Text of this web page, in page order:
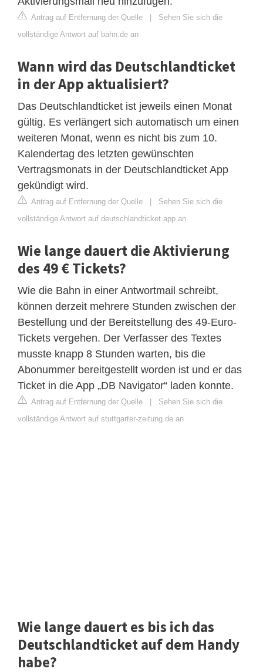
Antrag auf Entfernung der Quelle | Sehen Sie sich die
vollständige Antwort auf bahn.de an
Wann wird das Deutschlandticket
in der App aktualisiert?
Das Deutschlandticket ist jeweils einen Monat
gültig. Es verlängert sich automatisch um einen
weiteren Monat, wenn es nicht bis zum 10.
Kalendertag des letzten gewünschten
Vertragsmonats in der Deutschlandticket App
gekündigt wird.
Antrag auf Entfernung der Quelle | Sehen Sie sich die
vollständige Antwort auf deutschlandticket.app an
Wie lange dauert die Aktivierung
des 49 € Tickets?
Wie die Bahn in einer Antwortmail schreibt,
können derzeit mehrere Stunden zwischen der
Bestellung und der Bereitstellung des 49-Euro-
Tickets vergehen. Der Verfasser des Textes
musste knapp 8 Stunden warten, bis die
Abonummer bereitgestellt worden ist und er das
Ticket in die App „DB Navigator“ laden konnte.
Antrag auf Entfernung der Quelle | Sehen Sie sich die
vollständige Antwort auf stuttgarter-zeitung.de an
Wie lange dauert es bis ich das
Deutschlandticket auf dem Handy
habe?